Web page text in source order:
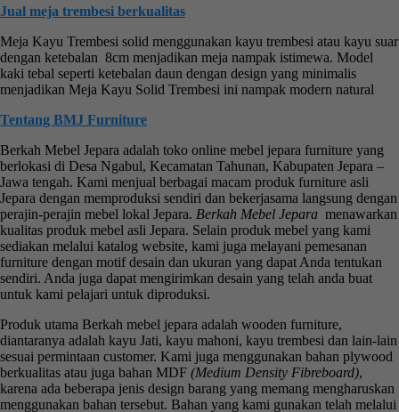
Jual meja trembesi berkualitas
Meja Kayu Trembesi solid menggunakan kayu trembesi atau kayu suar
dengan ketebalan 8cm menjadikan meja nampak istimewa. Model
kaki tebal seperti ketebalan daun dengan design yang minimalis
menjadikan Meja Kayu Solid Trembesi ini nampak modern natural
Tentang BMJ Furniture
Berkah Mebel Jepara adalah toko online mebel jepara furniture yang
berlokasi di Desa Ngabul, Kecamatan Tahunan, Kabupaten Jepara –
Jawa tengah. Kami menjual berbagai macam produk furniture asli
Jepara dengan memproduksi sendiri dan bekerjasama langsung dengan
perajin-perajin mebel lokal Jepara. Berkah Mebel Jepara menawarkan
kualitas produk mebel asli Jepara. Selain produk mebel yang kami
sediakan melalui katalog website, kami juga melayani pemesanan
furniture dengan motif desain dan ukuran yang dapat Anda tentukan
sendiri. Anda juga dapat mengirimkan desain yang telah anda buat
untuk kami pelajari untuk diproduksi.
Produk utama Berkah mebel jepara adalah wooden furniture,
diantaranya adalah kayu Jati, kayu mahoni, kayu trembesi dan lain-lain
sesuai permintaan customer. Kami juga menggunakan bahan plywood
berkualitas atau juga bahan MDF (Medium Density Fibreboard),
karena ada beberapa jenis design barang yang memang mengharuskan
menggunakan bahan tersebut. Bahan yang kami gunakan telah melalui